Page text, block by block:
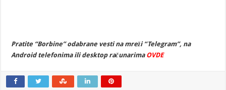
Pratite “Borbine” odabrane vesti na mreži “Telegram”, na
Android telefonima ili desktop računarima OVDE